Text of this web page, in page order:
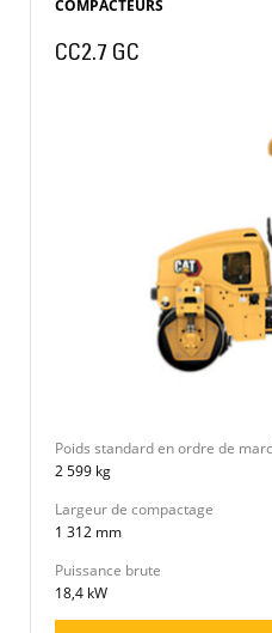
COMPACTEURS
CC2.7 GC
Poids standard en ordre de
2 599 kg
Largeur de compactage
1 312 mm
Puissance brute
18,4 kW